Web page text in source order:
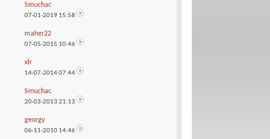
Smuchac
07-01-2019 15:58
maher22
07-05-2015 10:46
xlr
14-07-201407:44
Smuchac
20-03-2013 21:13
georgy
06-11-2010 14:46